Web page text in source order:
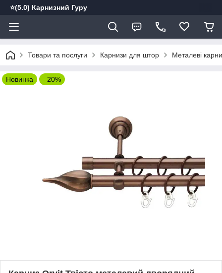
⭐️(5.0) Карнизний Гуру
Товари та послуги Карнизи для штор Металеві
Новинка –20%